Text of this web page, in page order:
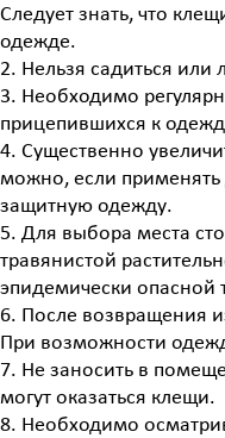
Следует знать, что
одежде.
2. Нельзя садиться или
3. Необходимо
прицепившихся к
4. Существенно
можно, если применять
защитную одежду.
5. Для выбора места
травянистой
эпидемически опасной
6. После возвращения
При возможности
7. Не заносить в
могут оказаться клещи.
8. Необходимо